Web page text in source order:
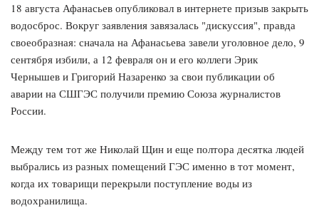
18 августа Афанасьев опубликовал в интернете призыв закрыть
водосброс. Вокруг заявления завязалась "дискуссия", правда
своеобразная: сначала на Афанасьева завели уголовное дело, 9
сентября избили, а 12 февраля он и его коллеги Эрик
Чернышев и Григорий Назаренко за свои публикации об
аварии на СШГЭС получили премию Союза журналистов
России.
Между тем тот же Николай Щин и еще полтора десятка людей
выбрались из разных помещений ГЭС именно в тот момент,
когда их товарищи перекрыли поступление воды из
водохранилища.